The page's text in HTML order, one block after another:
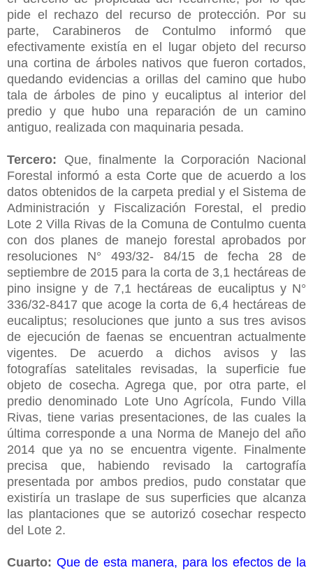
pide el rechazo del recurso de protección. Por su
parte, Carabineros de Contulmo informó que
efectivamente existía en el lugar objeto del recurso
una cortina de árboles nativos que fueron cortados,
quedando evidencias a orillas del camino que hubo
tala de árboles de pino y eucaliptus al interior del
predio y que hubo una reparación de un camino
antiguo, realizada con maquinaria pesada.
Tercero: Que, finalmente la Corporación Nacional
Forestal informó a esta Corte que de acuerdo a los
datos obtenidos de la carpeta predial y el Sistema de
Administración y Fiscalización Forestal, el predio
Lote 2 Villa Rivas de la Comuna de Contulmo cuenta
con dos planes de manejo forestal aprobados por
resoluciones N° 493/32- 84/15 de fecha 28 de
septiembre de 2015 para la corta de 3,1 hectáreas de
pino insigne y de 7,1 hectáreas de eucaliptus y N°
336/32-8417 que acoge la corta de 6,4 hectáreas de
eucaliptus; resoluciones que junto a sus tres avisos
de ejecución de faenas se encuentran actualmente
vigentes. De acuerdo a dichos avisos y las
fotografías satelitales revisadas, la superficie fue
objeto de cosecha. Agrega que, por otra parte, el
predio denominado Lote Uno Agrícola, Fundo Villa
Rivas, tiene varias presentaciones, de las cuales la
última corresponde a una Norma de Manejo del año
2014 que ya no se encuentra vigente. Finalmente
precisa que, habiendo revisado la cartografía
presentada por ambos predios, pudo constatar que
existiría un traslape de sus superficies que alcanza
las plantaciones que se autorizó cosechar respecto
del Lote 2.
Cuarto: Que de esta manera, para los efectos de la